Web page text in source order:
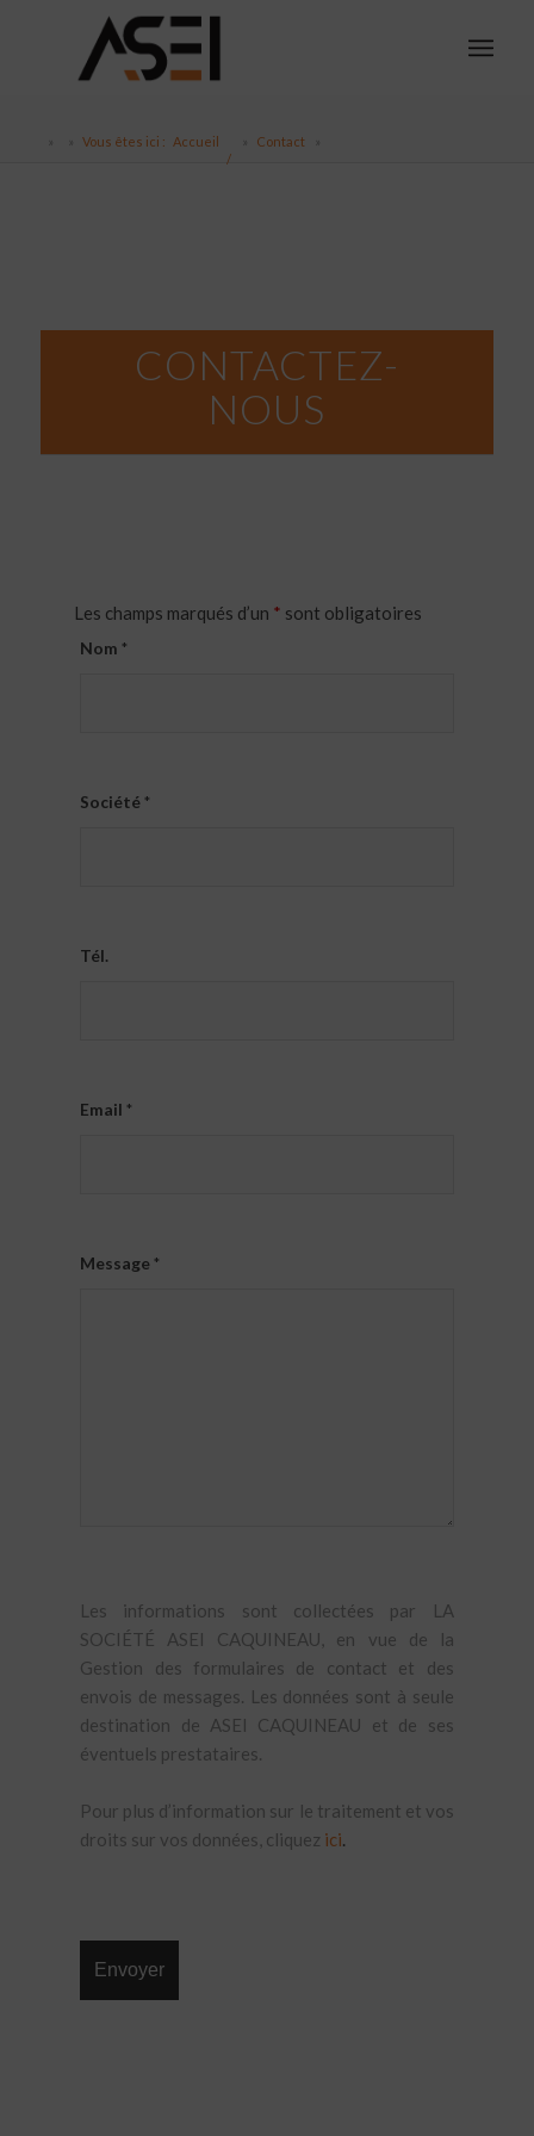
Vous êtes ici :
Accueil
/
Contact
CONTACTEZ-
NOUS
Les champs marqués d’un * sont obligatoires
Nom *
Société *
Tél.
Email *
Message *
Les informations sont collectées par LA
SOCIÉTÉ ASEI CAQUINEAU, en vue de la
Gestion des formulaires de contact et des
envois de messages. Les données sont à seule
destination de ASEI CAQUINEAU et de ses
éventuels prestataires.
Pour plus d’information sur le traitement et vos
droits sur vos données, cliquez ici.